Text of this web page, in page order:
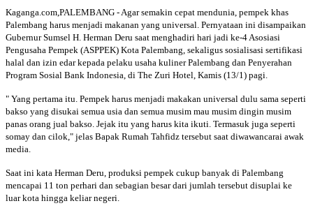
Kaganga.com,PALEMBANG - Agar semakin cepat mendunia, pempek khas
Palembang harus menjadi makanan yang universal. Pernyataan ini disampaikan
Gubernur Sumsel H. Herman Deru saat menghadiri hari jadi ke-4 Asosiasi
Pengusaha Pempek (ASPPEK) Kota Palembang, sekaligus sosialisasi sertifikasi
halal dan izin edar kepada pelaku usaha kuliner Palembang dan Penyerahan
Program Sosial Bank Indonesia, di The Zuri Hotel, Kamis (13/1) pagi.
" Yang pertama itu. Pempek harus menjadi makakan universal dulu sama seperti
bakso yang disukai semua usia dan semua musim mau musim dingin musim
panas orang jual bakso. Jejak itu yang harus kita ikuti. Termasuk juga seperti
somay dan cilok," jelas Bapak Rumah Tahfidz tersebut saat diwawancarai awak
media.
Saat ini kata Herman Deru, produksi pempek cukup banyak di Palembang
mencapai 11 ton perhari dan sebagian besar dari jumlah tersebut disuplai ke
luar kota hingga keliar negeri.